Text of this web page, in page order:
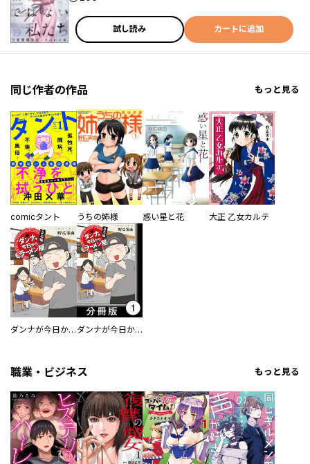
試し読み カートに追加
同じ作者の作品 もっと見る
comicタント うちの姉様 惑い星と花 大正 乙女カルテ
ダンナが今日からラーメン屋 ダンナが今日からラーメン屋【分冊版】
職業・ビジネス もっと見る